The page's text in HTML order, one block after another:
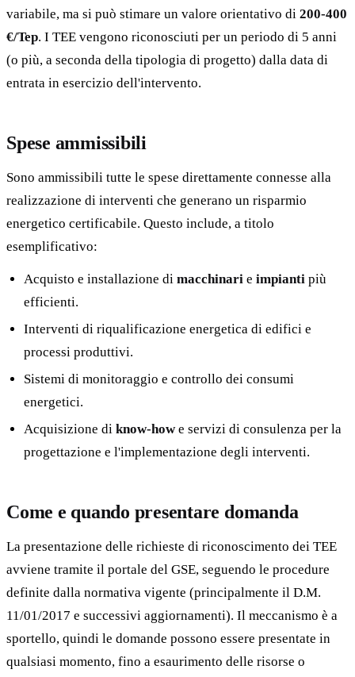
variabile, ma si può stimare un valore orientativo di 200-400
€/Tep. I TEE vengono riconosciuti per un periodo di 5 anni
(o più, a seconda della tipologia di progetto) dalla data di
entrata in esercizio dell'intervento.
Spese ammissibili
Sono ammissibili tutte le spese direttamente connesse alla
realizzazione di interventi che generano un risparmio
energetico certificabile. Questo include, a titolo
esemplificativo:
Acquisto e installazione dimacchinari eimpianti più
efficienti.
Interventi di riqualificazione energetica di edifici e
processi produttivi.
Sistemi di monitoraggio e controllo dei consumi
energetici.
Acquisizione diknow-howe servizi di consulenza per la
progettazione e l'implementazione degli interventi.
Come e quando presentare domanda
La presentazione delle richieste di riconoscimento dei TEE
avviene tramite il portale del GSE, seguendo le procedure
definite dalla normativa vigente (principalmente il D.M.
11/01/2017 e successivi aggiornamenti). Il meccanismo è a
sportello, quindi le domande possono essere presentate in
qualsiasi momento, fino a esaurimento delle risorse o